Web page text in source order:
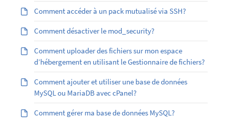
Comment accéder à un pack mutualisé via SSH?
Comment désactiver le mod_security?
Comment uploader des fichiers sur mon espace
d’hébergement en utilisant le Gestionnaire de fichiers?
Comment ajouter et utiliser une base de données
MySQL ou MariaDB avec cPanel?
Comment gérer ma base de données MySQL?